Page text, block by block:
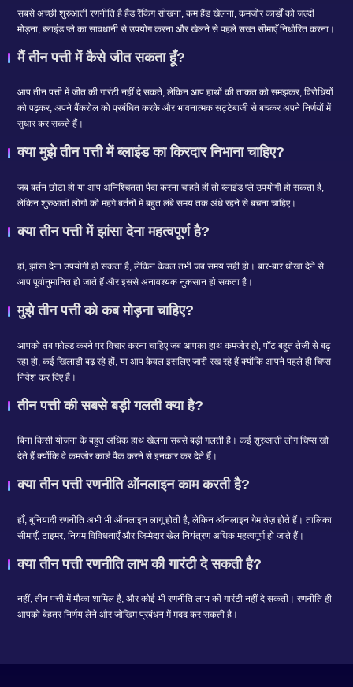
सबसे अच्छी शुरुआती रणनीति है हैंड रैंकिंग सीखना, कम हैंड खेलना, कमजोर कार्डों को जल्दी
मोड़ना, ब्लाइंड प्ले का सावधानी से उपयोग करना और खेलने से पहले सख्त सीमाएँ निर्धारित करना।
मैं तीन पत्ती में कैसे जीत सकता हूँ?
आप तीन पत्ती में जीत की गारंटी नहीं दे सकते, लेकिन आप हाथों की ताकत को समझकर, विरोधियों
को पढ़कर, अपने बैंकरोल को प्रबंधित करके और भावनात्मक सट्टेबाजी से बचकर अपने निर्णयों में
सुधार कर सकते हैं।
क्या मुझे तीन पत्ती में ब्लाइंड का किरदार निभाना चाहिए?
जब बर्तन छोटा हो या आप अनिश्चितता पैदा करना चाहते हों तो ब्लाइंड प्ले उपयोगी हो सकता है,
लेकिन शुरुआती लोगों को महंगे बर्तनों में बहुत लंबे समय तक अंधे रहने से बचना चाहिए।
क्या तीन पत्ती में झांसा देना महत्वपूर्ण है?
हां, झांसा देना उपयोगी हो सकता है, लेकिन केवल तभी जब समय सही हो। बार-बार धोखा देने से
आप पूर्वानुमानित हो जाते हैं और इससे अनावश्यक नुकसान हो सकता है।
मुझे तीन पत्ती को कब मोड़ना चाहिए?
आपको तब फोल्ड करने पर विचार करना चाहिए जब आपका हाथ कमजोर हो, पॉट बहुत तेजी से बढ़
रहा हो, कई खिलाड़ी बढ़ रहे हों, या आप केवल इसलिए जारी रख रहे हैं क्योंकि आपने पहले ही चिप्स
निवेश कर दिए हैं।
तीन पत्ती की सबसे बड़ी गलती क्या है?
बिना किसी योजना के बहुत अधिक हाथ खेलना सबसे बड़ी गलती है। कई शुरुआती लोग चिप्स खो
देते हैं क्योंकि वे कमजोर कार्ड पैक करने से इनकार कर देते हैं।
क्या तीन पत्ती रणनीति ऑनलाइन काम करती है?
हाँ, बुनियादी रणनीति अभी भी ऑनलाइन लागू होती है, लेकिन ऑनलाइन गेम तेज़ होते हैं। तालिका
सीमाएँ, टाइमर, नियम विविधताएँ और जिम्मेदार खेल नियंत्रण अधिक महत्वपूर्ण हो जाते हैं।
क्या तीन पत्ती रणनीति लाभ की गारंटी दे सकती है?
नहीं, तीन पत्ती में मौका शामिल है, और कोई भी रणनीति लाभ की गारंटी नहीं दे सकती। रणनीति ही
आपको बेहतर निर्णय लेने और जोखिम प्रबंधन में मदद कर सकती है।